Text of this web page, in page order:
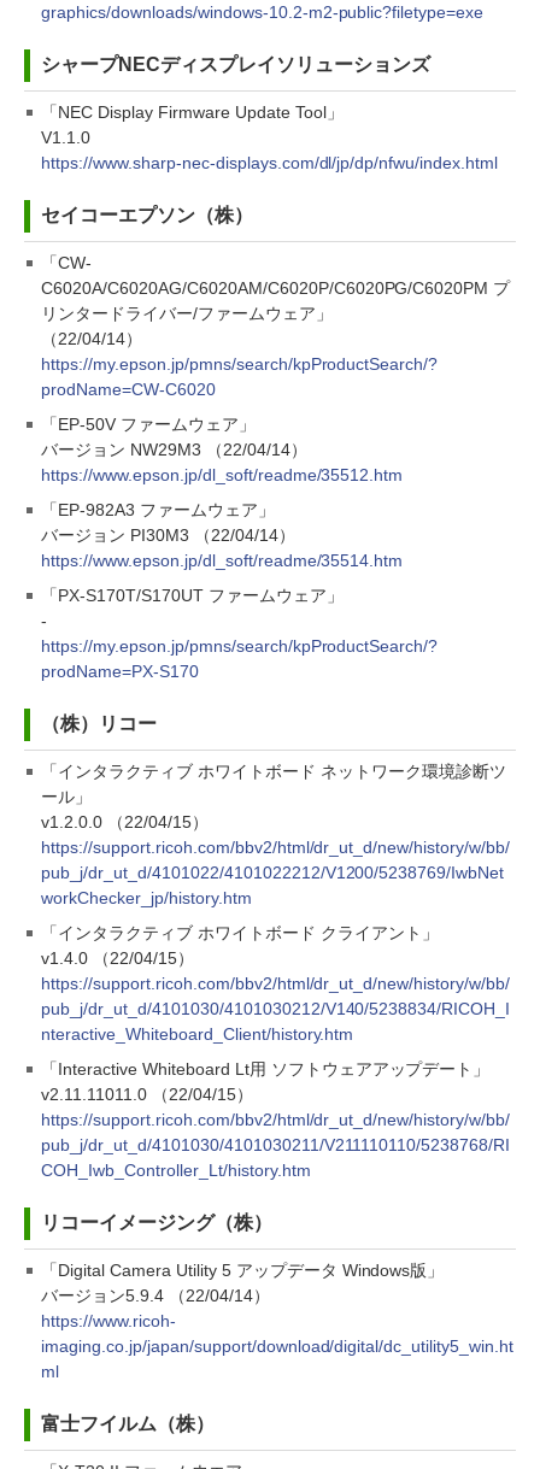
graphics/downloads/windows-10.2-m2-public?filetype=exe
シャープNECディスプレイソリューションズ
「NEC Display Firmware Update Tool」
V1.1.0
https://www.sharp-nec-displays.com/dl/jp/dp/nfwu/index.html
セイコーエプソン（株）
「CW-
C6020A/C6020AG/C6020AM/C6020P/C6020PG/C6020PM プ
リンタードライバー/ファームウェア」
（22/04/14）
https://my.epson.jp/pmns/search/kpProductSearch/?
prodName=CW-C6020
「EP-50V ファームウェア」
バージョン NW29M3 （22/04/14）
https://www.epson.jp/dl_soft/readme/35512.htm
「EP-982A3 ファームウェア」
バージョン PI30M3 （22/04/14）
https://www.epson.jp/dl_soft/readme/35514.htm
「PX-S170T/S170UT ファームウェア」
-
https://my.epson.jp/pmns/search/kpProductSearch/?
prodName=PX-S170
（株）リコー
「インタラクティブ ホワイトボード ネットワーク環境診断ツ
ール」
v1.2.0.0 （22/04/15）
https://support.ricoh.com/bbv2/html/dr_ut_d/new/history/w/bb/
pub_j/dr_ut_d/4101022/4101022212/V1200/5238769/IwbNet
workChecker_jp/history.htm
「インタラクティブ ホワイトボード クライアント」
v1.4.0 （22/04/15）
https://support.ricoh.com/bbv2/html/dr_ut_d/new/history/w/bb/
pub_j/dr_ut_d/4101030/4101030212/V140/5238834/RICOH_I
nteractive_Whiteboard_Client/history.htm
「Interactive Whiteboard Lt用 ソフトウェアアップデート」
v2.11.11011.0 （22/04/15）
https://support.ricoh.com/bbv2/html/dr_ut_d/new/history/w/bb/
pub_j/dr_ut_d/4101030/4101030211/V211110110/5238768/RI
COH_Iwb_Controller_Lt/history.htm
リコーイメージング（株）
「Digital Camera Utility 5 アップデータ Windows版」
バージョン5.9.4 （22/04/14）
https://www.ricoh-
imaging.co.jp/japan/support/download/digital/dc_utility5_win.ht
ml
富士フイルム（株）